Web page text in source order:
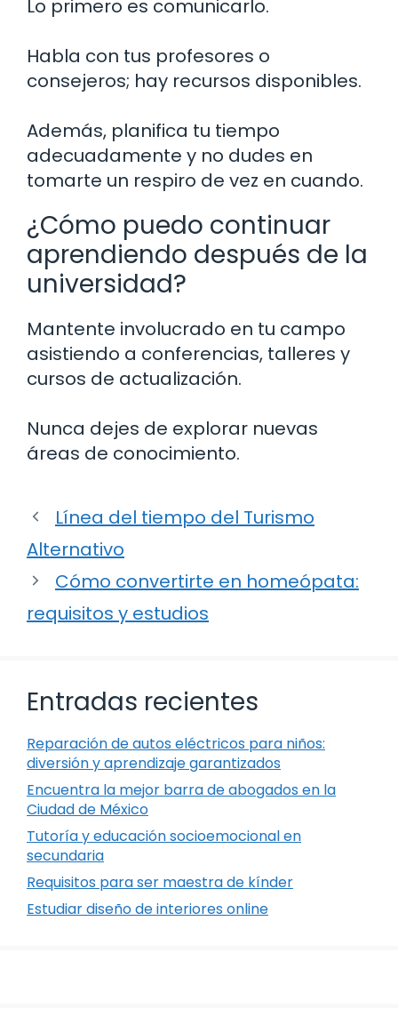
Lo primero es comunicarlo.
Habla con tus profesores o
consejeros; hay recursos disponibles.
Además, planifica tu tiempo
adecuadamente y no dudes en
tomarte un respiro de vez en cuando.
¿Cómo puedo continuar
aprendiendo después de la
universidad?
Mantente involucrado en tu campo
asistiendo a conferencias, talleres y
cursos de actualización.
Nunca dejes de explorar nuevas
áreas de conocimiento.
Línea del tiempo del Turismo
Alternativo
Cómo convertirte en homeópata:
requisitos y estudios
Entradas recientes
Reparación de autos eléctricos para niños:
diversión y aprendizaje garantizados
Encuentra la mejor barra de abogados en la
Ciudad de México
Tutoría y educación socioemocional en
secundaria
Requisitos para ser maestra de kínder
Estudiar diseño de interiores online